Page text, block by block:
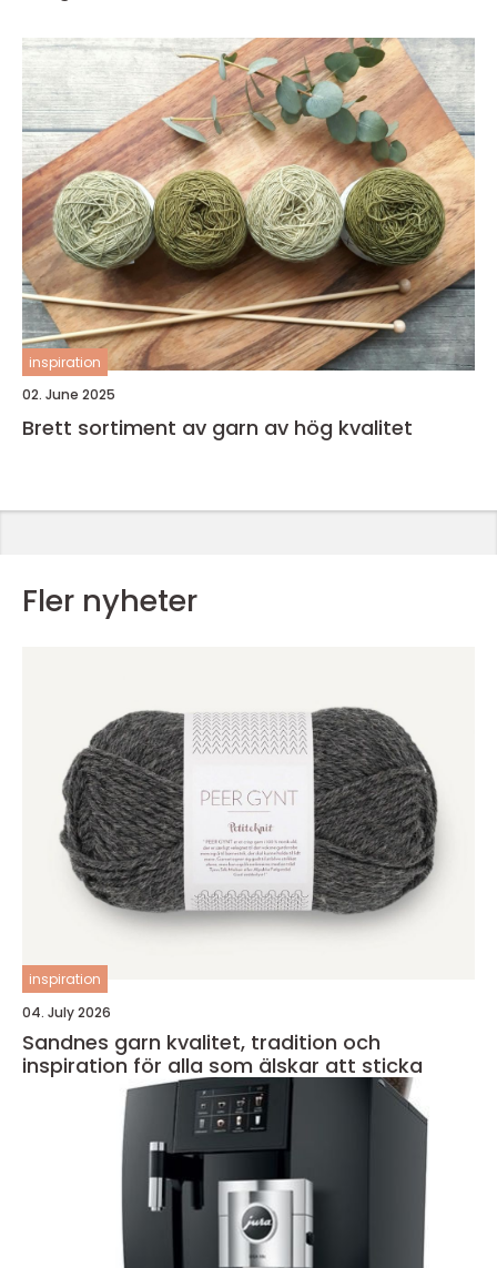
inspiration
02. June 2025
Brett sortiment av garn av hög kvalitet
Fler nyheter
inspiration
04. July 2026
Sandnes garn kvalitet, tradition och
inspiration för alla som älskar att sticka